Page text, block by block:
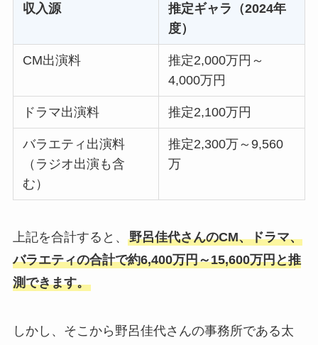
収入源
推定ギャラ（2024年
度）
CM出演料
推定2,000万円～
4,000万円
ドラマ出演料 推定2,100万円
バラエティ出演料
（ラジオ出演も含
む）
推定2,300万～9,560
万
上記を合計すると、 野呂佳代さんのCM、ドラマ、
バラエティの合計で約6,400万円～15,600万円と推
測できます。
しかし、そこから野呂佳代さんの事務所である太